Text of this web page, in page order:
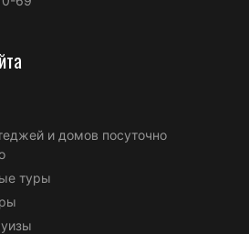
и домов посуточно
туры